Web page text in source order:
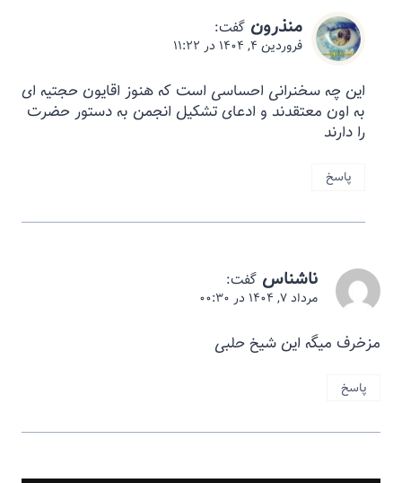
منذرون گفت:
فروردین ۴, ۱۴۰۴ در ۱۱:۲۲
این چه سخنرانی احساسی است که هنوز اقایون حجتیه ای
به اون معتقدند و ادعای تشکیل انجمن به دستور حضرت
را دارند
پاسخ
ناشناس گفت:
مرداد ۷, ۱۴۰۴ در ۰۰:۳۰
مزخرف ميگه این شیخ حلبی
پاسخ